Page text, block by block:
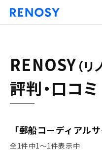
RENOSY （リ
評判・口コミ
「郵船コーディアル
全1件中1〜1件表示中